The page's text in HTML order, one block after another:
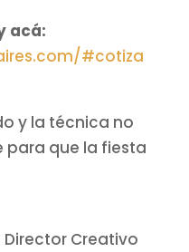
acá:
#cotiza
y la técnica no
para que la fiesta
Director Creativo